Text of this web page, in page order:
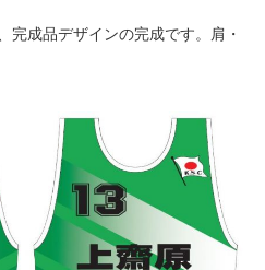
完成品デザインの完成です。肩・